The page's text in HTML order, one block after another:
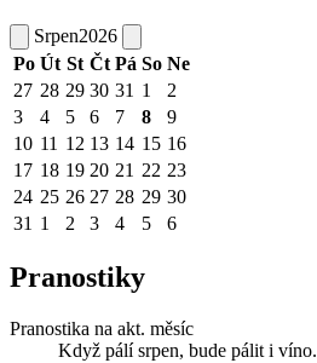
Srpen2026
Po Út St Čt Pá So Ne
27 28 29 30 31 1
2
3
4 5 6 7 8
9
10 11 12 13 14 15 16
17 18 19 20 21 22 23
24 25 26 27 28 29 30
31 1 2 3 4 5 6
Pranostiky
Pranostika na akt. měsíc
Když pálí srpen, bude pálit i víno.